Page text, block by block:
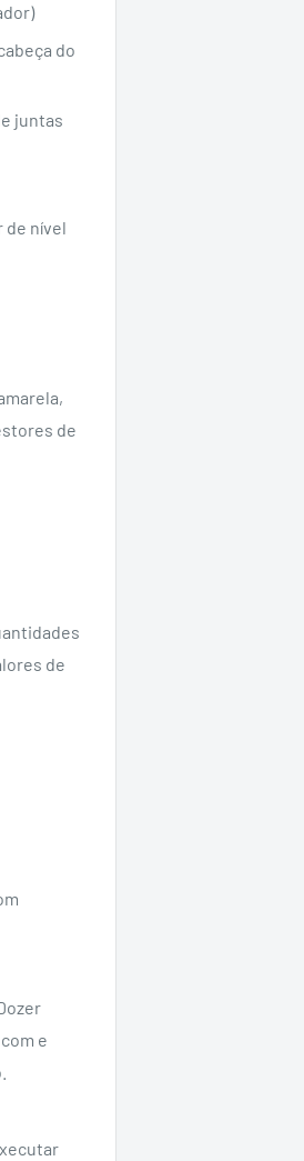
do
juntas
de nível
de
de
e